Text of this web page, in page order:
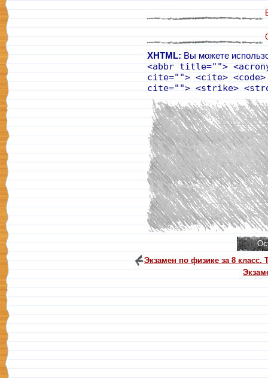
XHTML:Вы можете
<abbr title="">
cite=""> <cite>
cite=""> <strike>
Экзамен по физике за 8 класс.